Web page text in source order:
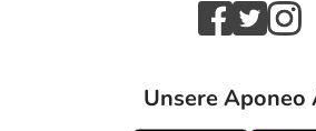
Unsere Aponeo